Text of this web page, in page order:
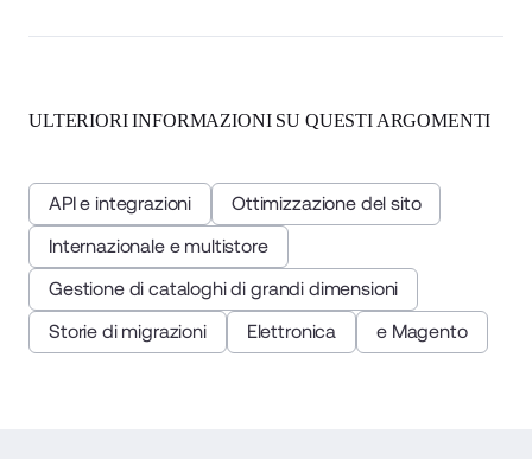
ULTERIORI INFORMAZIONI SU QUESTI ARGOMENTI
API e integrazioni
Ottimizzazione del sito
Internazionale e multistore
Gestione di cataloghi di grandi dimensioni
Storie di migrazioni
Elettronica e Magento